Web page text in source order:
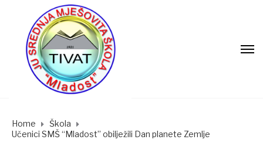
Home
Škola
Učenici SMŠ “Mladost” obilježili Dan planete Zemlje